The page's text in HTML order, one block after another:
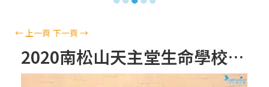
【信仰之旅】第十二集：「聖母、聖人」—
【信仰之旅】第十一集：「教 會」(推廣片)
← 上一頁 下一頁→
2020南松山天主堂生命學校講座 主題二(下) ：兩性恩愛與性事的配合